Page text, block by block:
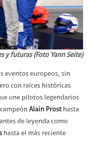
y futuras (Foto Yann Seite)
eventos europeos, sin
con raíces históricas
une pilotos legendarios
Alain Prosthasta
de leyenda como
hasta el más reciente